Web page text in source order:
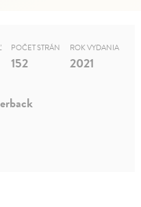
POČET STRÁN
152
ROK VYDANIA
2021